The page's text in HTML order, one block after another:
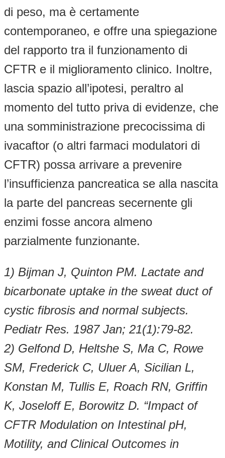
di peso, ma è certamente
contemporaneo, e offre una spiegazione
del rapporto tra il funzionamento di
CFTR e il miglioramento clinico. Inoltre,
lascia spazio all’ipotesi, peraltro al
momento del tutto priva di evidenze, che
una somministrazione precocissima di
ivacaftor (o altri farmaci modulatori di
CFTR) possa arrivare a prevenire
l’insufficienza pancreatica se alla nascita
la parte del pancreas secernente gli
enzimi fosse ancora almeno
parzialmente funzionante.
1) Bijman J, Quinton PM. Lactate and
bicarbonate uptake in the sweat duct of
cystic fibrosis and normal subjects.
Pediatr Res. 1987 Jan; 21(1):79-82.
2) Gelfond D, Heltshe S, Ma C, Rowe
SM, Frederick C, Uluer A, Sicilian L,
Konstan M, Tullis E, Roach RN, Griffin
K, Joseloff E, Borowitz D. “Impact of
CFTR Modulation on Intestinal pH,
Motility, and Clinical Outcomes in